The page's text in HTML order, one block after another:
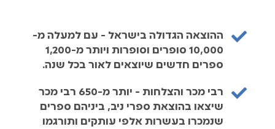
ההוצאה הגדולה בישראל - עם למעלה מ-
10,000 סופרים וסופרות ויותר מ-1,200
ספרים חדשים שיוצאים לאור בכל שנה.
רבי מכר והצלחות - יותר מ-650 רבי מכר
שיצאו בהוצאת ספרי ניב, ביניהם ספרים
שנמכרו בעשרות אלפי עותקים ותורגמו